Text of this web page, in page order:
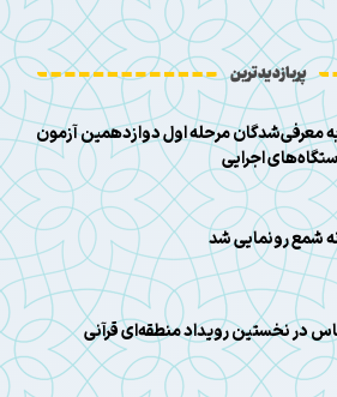
پربازدیدترین
معرفی‌شدگان مرحله اول دوازدهمین آزمون
اجرایی
شمع رونمایی شد